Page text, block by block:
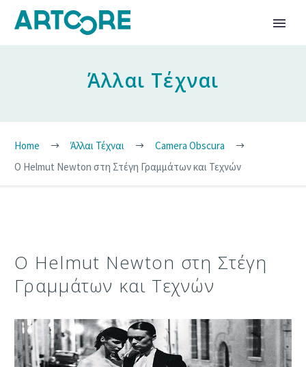
Άλλαι Τέχναι
Home Άλλαι Τέχναι
Camera Obscura
Ο Helmut Newton στη Στέγη Γραμμάτων και Τεχνών
Ο Helmut Newton στη Στέγη
Γραμμάτων και Τεχνών